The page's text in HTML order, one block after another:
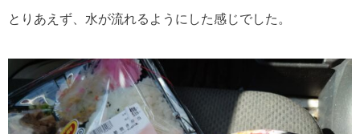
とりあえず、水が流れるようにした感じでした。